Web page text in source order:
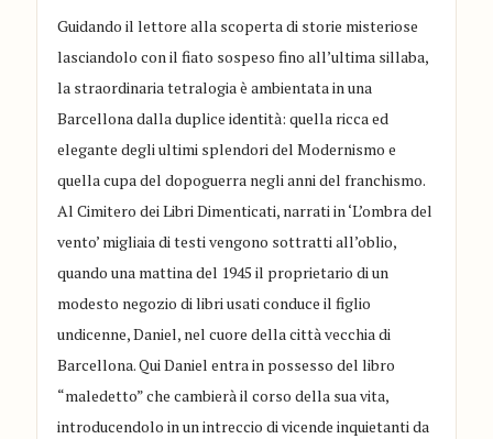
Guidando il lettore alla scoperta di storie misteriose
lasciandolo con il fiato sospeso fino all’ultima sillaba,
la straordinaria tetralogia è ambientata in una
Barcellona dalla duplice identità: quella ricca ed
elegante degli ultimi splendori del Modernismo e
quella cupa del dopoguerra negli anni del franchismo.
Al Cimitero dei Libri Dimenticati, narrati in ‘L’ombra del
vento’ migliaia di testi vengono sottratti all’oblio,
quando una mattina del 1945 il proprietario di un
modesto negozio di libri usati conduce il figlio
undicenne, Daniel, nel cuore della città vecchia di
Barcellona. Qui Daniel entra in possesso del libro
“maledetto” che cambierà il corso della sua vita,
introducendolo in un intreccio di vicende inquietanti da